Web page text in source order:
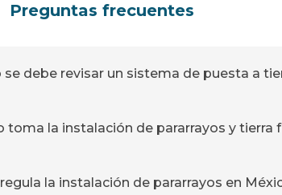
Preguntas frecuentes
se debe revisar un sistema de puesta a
toma la instalación de pararrayos y tierra
la instalación de pararrayos en